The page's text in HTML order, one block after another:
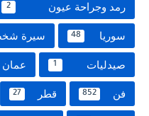
رمد وجراحة عيون 2
سوريا 48 سيرة
صيدليات 1 عمان
فن 852 قطر 27